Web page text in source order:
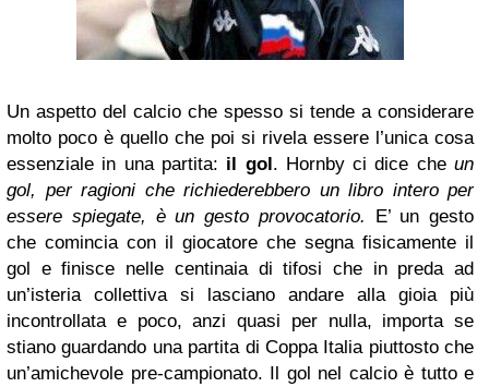
Un aspetto del calcio che spesso si tende a considerare
molto poco è quello che poi si rivela essere l’unica cosa
essenziale in una partita: il gol. Hornby ci dice cheun
gol, per ragioni che richiederebbero un libro intero per
essere spiegate, è un gesto provocatorio. E’ un gesto
che comincia con il giocatore che segna fisicamente il
gol e finisce nelle centinaia di tifosi che in preda ad
un’isteria collettiva si lasciano andare alla gioia più
incontrollata e poco, anzi quasi per nulla, importa se
stiano guardando una partita di Coppa Italia piuttosto che
un’amichevole pre-campionato. Il gol nel calcio è tutto e